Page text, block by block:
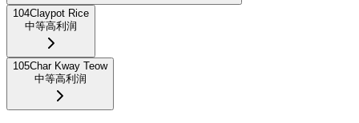
104Claypot Rice
中等高利润
105Char Kway Teow
中等高利润